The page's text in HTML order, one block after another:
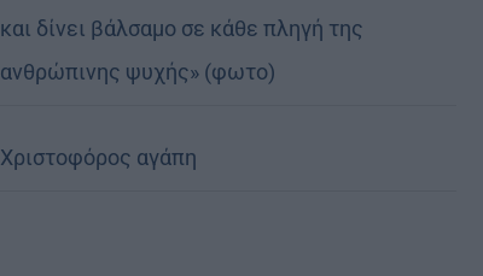
και δίνει βάλσαμο σε κάθε πληγή της
ανθρώπινης ψυχής» (φωτο)
Χριστοφόρος αγάπη